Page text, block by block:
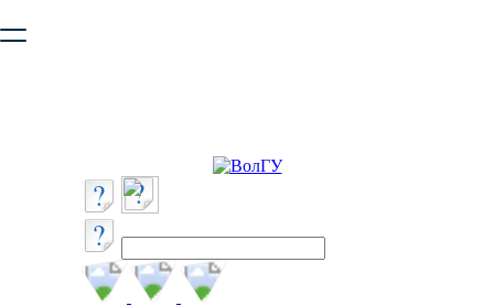
безопасную работу с сайтом. Пожалуйста